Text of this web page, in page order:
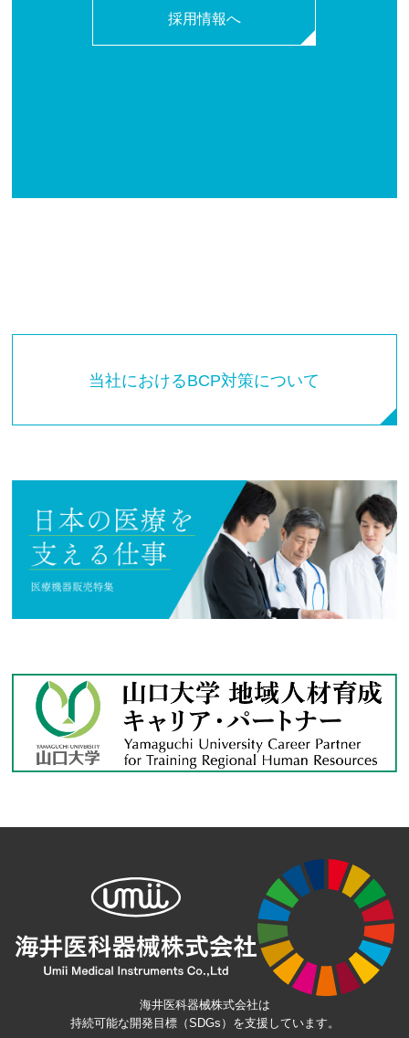
採用情報へ
当社におけるBCP対策について
海井医科器械株式会社は
持続可能な開発目標（SDGs）を支援しています。